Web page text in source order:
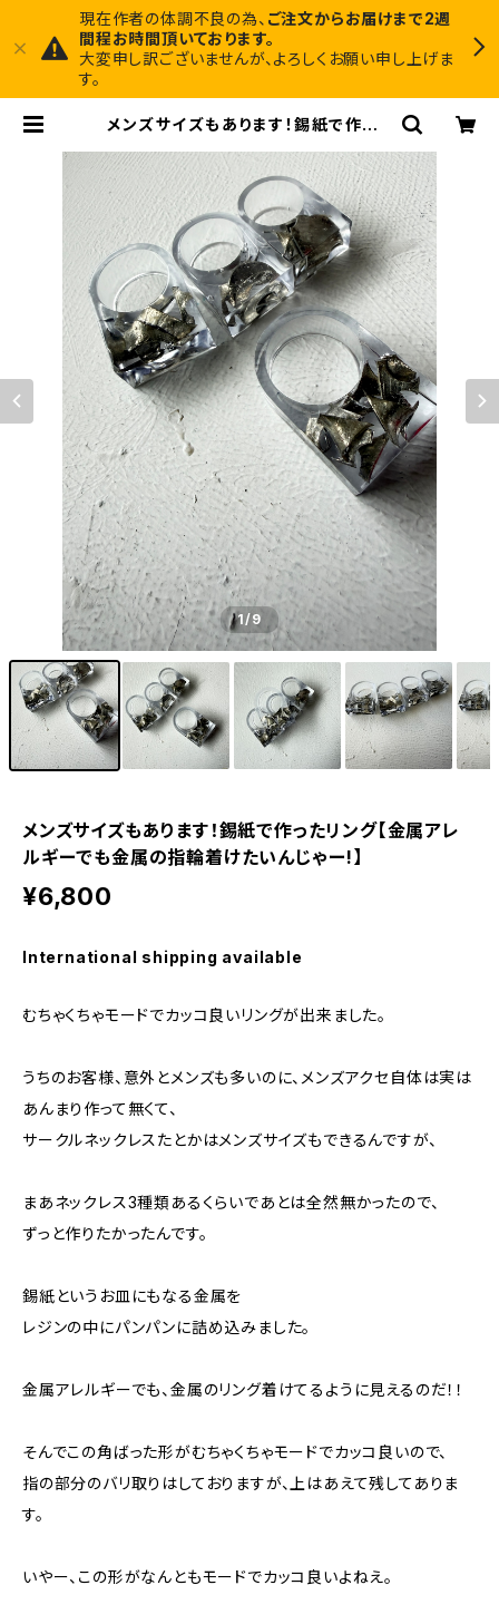
現在作者の体調不良の為、 ご注文からお届けまで2週
間程お時間頂いております。
大変申し訳ございませんが、よろしくお願い申し上げま
す。
メンズサイズもあります！錫紙で作った
輪着けたいんじゃー!】 | Midnight A
rt Factory 1枚でインテリアに馴染
むアートと、ちょっと尖ったアクセサリ
ーのお店
1/9
メンズサイズもあります！錫紙で作ったリング【金属アレ
ルギーでも金属の指輪着けたいんじゃー!】
¥6,800
International shipping available
むちゃくちゃモードでカッコ良いリングが出来ました。
うちのお客様、意外とメンズも多いのに、メンズアクセ自体は実は
あんまり作って無くて、
サークルネックレスたとかはメンズサイズもできるんですが、
まあネックレス3種類あるくらいであとは全然無かったので、
ずっと作りたかったんです。
錫紙というお皿にもなる金属を
レジンの中にパンパンに詰め込みました。
金属アレルギーでも、金属のリング着けてるように見えるのだ！！
そんでこの角ばった形がむちゃくちゃモードでカッコ良いので、
指の部分のバリ取りはしておりますが、上はあえて残してありま
す。
いやー、この形がなんともモードでカッコ良いよねえ。